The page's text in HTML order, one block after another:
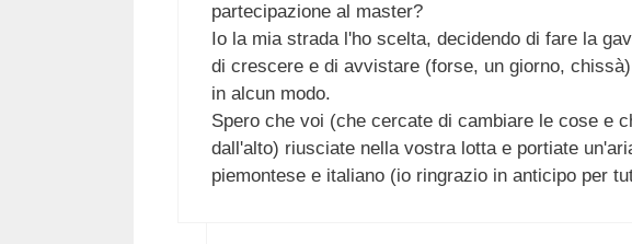
partecipazione al master?
Io la mia strada l'ho scelta, decidendo di fare la
di crescere e di avvistare (forse, un giorno,
in alcun modo.
Spero che voi (che cercate di cambiare le cose e
dall'alto) riusciate nella vostra lotta e portiate
piemontese e italiano (io ringrazio in anticipo per